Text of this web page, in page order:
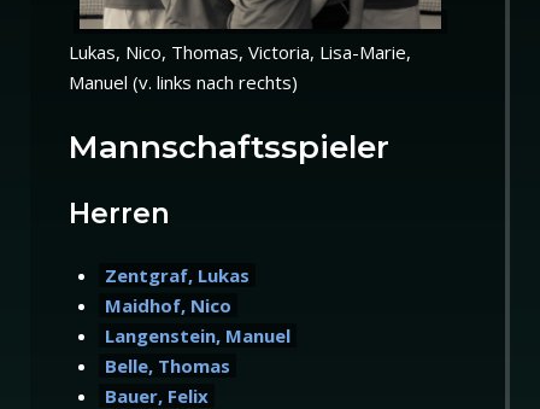
Lukas, Nico, Thomas, Victoria, Lisa-Marie,
Manuel (v. links nach rechts)
Mannschaftsspieler
Herren
Zentgraf, Lukas
Maidhof, Nico
Langenstein, Manuel
Belle, Thomas
Bauer, Felix